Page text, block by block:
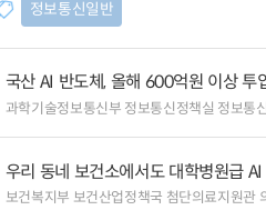
정보통신일반
국산 AI 반도체, 올해 600억원 이상 투
과학기술정보통신부 정보통신정책실 정보통
우리 동네 보건소에서도 대학병원급
보건복지부 보건산업정책국 첨단의료지원관